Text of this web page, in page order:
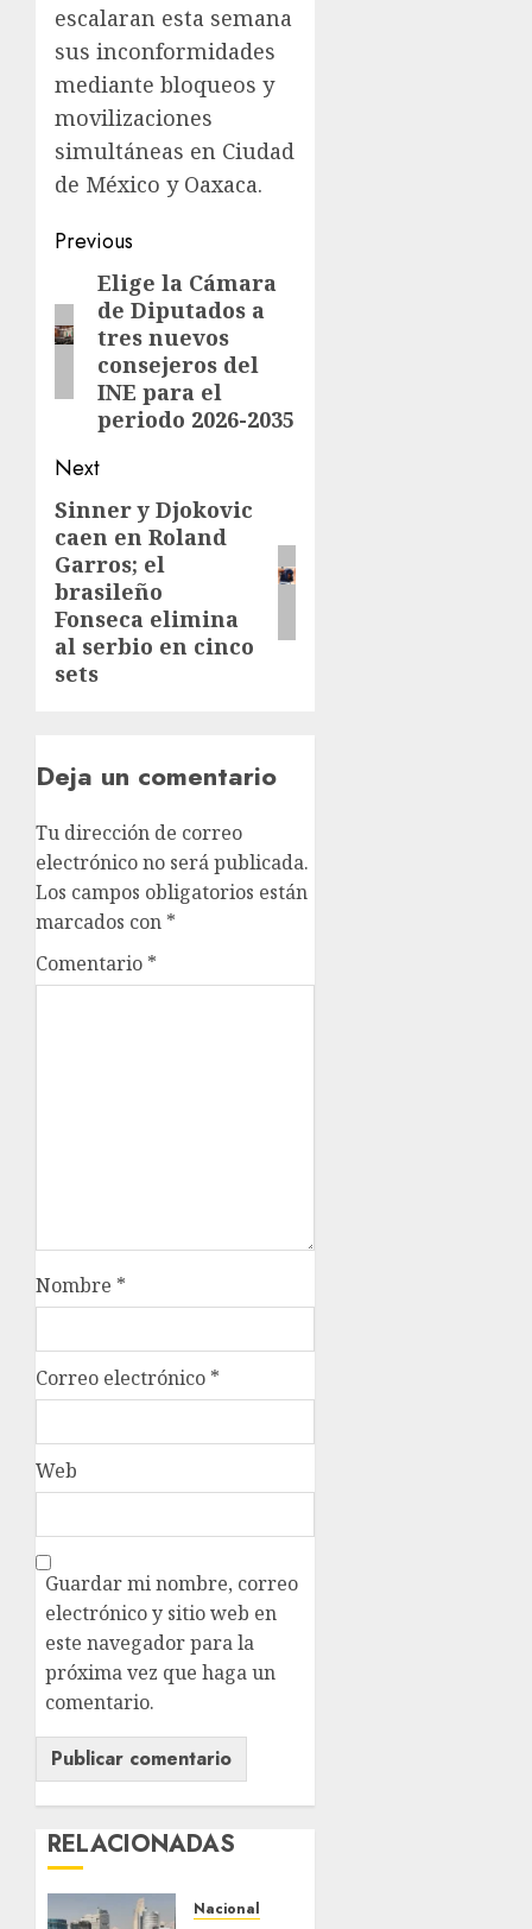
escalaran esta semana
sus inconformidades
mediante bloqueos y
movilizaciones
simultáneas en Ciudad
de México y Oaxaca.
Previous
Elige la Cámara
de Diputados a
tres nuevos
consejeros del
INE para el
periodo 2026-2035
Next
Sinner y Djokovic
caen en Roland
Garros; el
brasileño
Fonseca elimina
al serbio en cinco
sets
Deja un comentario
Tu dirección de correo
electrónico no será publicada.
Los campos obligatorios están
marcados con *
Comentario *
Nombre *
Correo electrónico *
Web
Guardar mi nombre, correo
electrónico y sitio web en
este navegador para la
próxima vez que haga un
comentario.
RELACIONADAS
Nacional